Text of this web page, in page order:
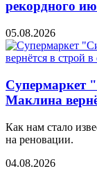
рекордного
05.08.2026
Супермаркет
Маклина
Как нам стало
на реновации.
04.08.2026